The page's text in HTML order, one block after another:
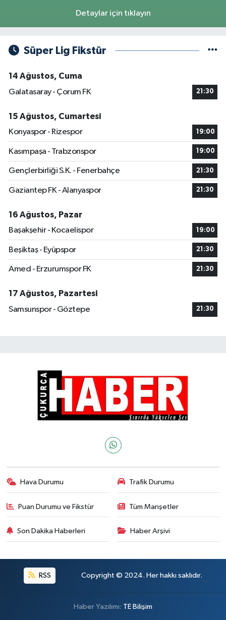
Detaylar için tıklayın
Süper Lig Fikstür
14 Ağustos, Cuma
Galatasaray - Çorum FK
21:30
15 Ağustos, Cumartesi
Konyaspor - Rizespor
19:00
Kasımpaşa - Trabzonspor 19:00
Gençlerbirliği S.K. - Fenerbahçe 21:30
Gaziantep FK - Alanyaspor 21:30
16 Ağustos, Pazar
Başakşehir - Kocaelispor
19:00
Beşiktaş - Eyüpspor 21:30
Amed - Erzurumspor FK 21:30
17 Ağustos, Pazartesi
Samsunspor - Göztepe
21:30
Hava Durumu Trafik Durumu
Puan Durumu ve Fikstür Tüm Manşetler
Son Dakika Haberleri Haber Arşivi
RSS Copyright © 2024. Her hakkı saklıdır.
Haber Yazılımı: TE Bilişim